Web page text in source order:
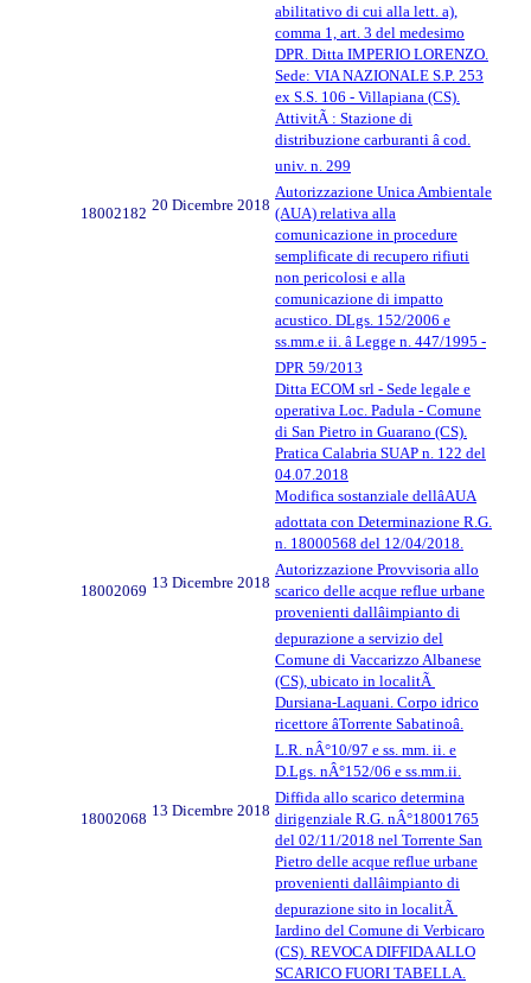
abilitativo di cui alla lett. a),
comma 1, art. 3 del medesimo
DPR. Ditta IMPERIO LORENZO.
Sede: VIA NAZIONALE S.P. 253
ex S.S. 106 - Villapiana (CS).
AttivitÃ : Stazione di
distribuzione carburanti â cod.
univ. n. 299
18002182 20 Dicembre 2018
Autorizzazione Unica Ambientale
(AUA) relativa alla
comunicazione in procedure
semplificate di recupero rifiuti
non pericolosi e alla
comunicazione di impatto
acustico. DLgs. 152/2006 e
ss.mm.e ii. â Legge n. 447/1995 -
DPR 59/2013
Ditta ECOM srl - Sede legale e
operativa Loc. Padula - Comune
di San Pietro in Guarano (CS).
Pratica Calabria SUAP n. 122 del
04.07.2018
Modifica sostanziale dellâAUA
adottata con Determinazione R.G.
n. 18000568 del 12/04/2018.
18002069 13 Dicembre 2018
Autorizzazione Provvisoria allo
scarico delle acque reflue urbane
provenienti dallâimpianto di
depurazione a servizio del
Comune di Vaccarizzo Albanese
(CS), ubicato in localitÃ
Dursiana-Laquani. Corpo idrico
ricettore âTorrente Sabatinoâ.
L.R. nÂ°10/97 e ss. mm. ii. e
D.Lgs. nÂ°152/06 e ss.mm.ii.
18002068 13 Dicembre 2018
Diffida allo scarico determina
dirigenziale R.G. nÂ°18001765
del 02/11/2018 nel Torrente San
Pietro delle acque reflue urbane
provenienti dallâimpianto di
depurazione sito in localitÃ
Iardino del Comune di Verbicaro
(CS). REVOCA DIFFIDA ALLO
SCARICO FUORI TABELLA.